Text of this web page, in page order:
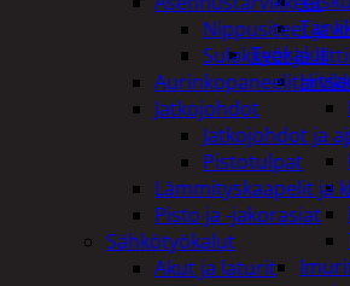
Työkalut
Nippusiteet ja
Sulakkeet ja
Jatkojohdot
Jatkojohdot ja
Pistotulpat
Lämmityskaapelit ja
Pisto ja -jakorasiat
Sähkötyökalut
Akut ja laturit